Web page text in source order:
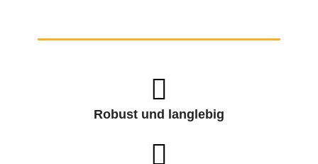
Robust und langlebig